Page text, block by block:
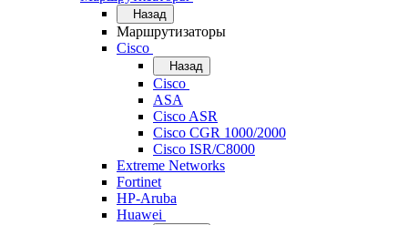
Назад
Маршрутизаторы
Cisco
Назад
Cisco
ASA
Cisco ASR
Cisco CGR 1000/2000
Cisco ISR/С8000
Extreme Networks
Fortinet
HP-Aruba
Huawei